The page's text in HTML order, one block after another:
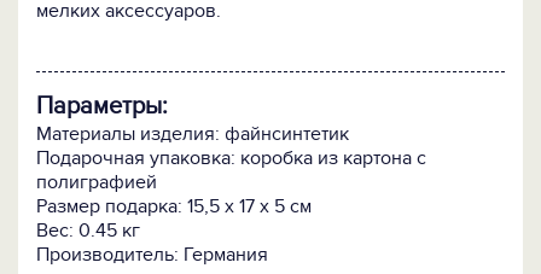
мелких аксессуаров.
Параметры:
Материалы изделия: файнсинтетик
Подарочная упаковка: коробка из картона с
полиграфией
Размер подарка: 15,5 x 17 x 5 см
Вес: 0.45 кг
Производитель: Германия